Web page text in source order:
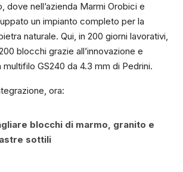
dove nell’azienda Marmi Orobici e
un impianto completo per la
naturale. Qui, in 200 giorni lavorativi,
blocchi grazie all’innovazione e
multifilo GS240 da 4.3 mm di Pedrini.
ora:
blocchi di marmo, granito e
sottili